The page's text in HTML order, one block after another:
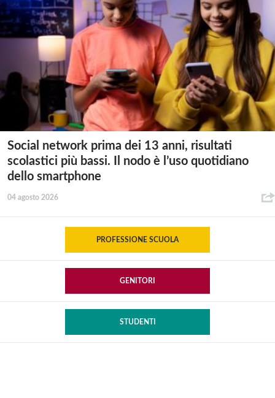
Social network prima dei 13 anni, risultati
scolastici più bassi. Il nodo è l’uso quotidiano
dello smartphone
04 agosto 2026
PROFESSIONE SCUOLA
GENITORI
STUDENTI